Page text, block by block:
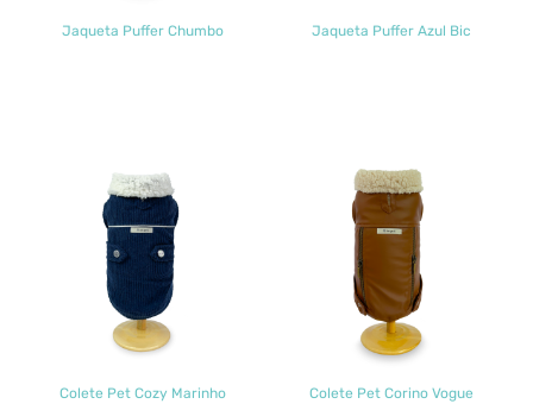
Jaqueta Puffer Chumbo Jaqueta Puffer Azul Bic
Colete Pet Cozy Marinho Colete Pet Corino Vogue